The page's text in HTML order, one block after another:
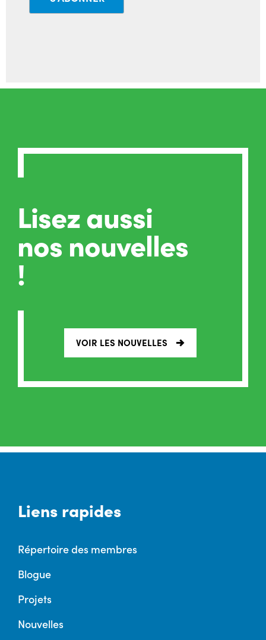
Lisez aussi
nos nouvelles
!
VOIR LES NOUVELLES
Liens rapides
Répertoire des membres
Blogue
Projets
Nouvelles